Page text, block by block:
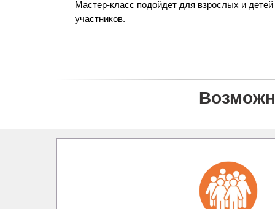
Мастер-класс подойдет для взрослых и
участников.